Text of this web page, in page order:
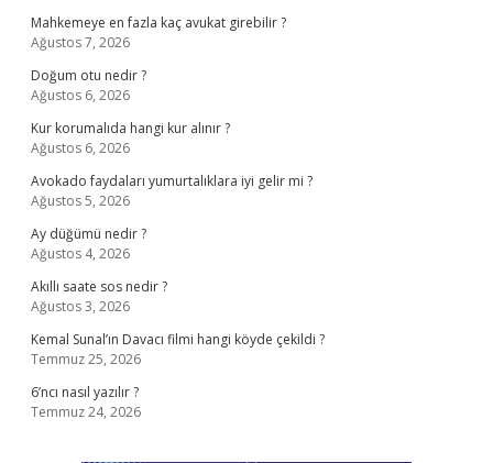
Mahkemeye en fazla kaç avukat girebilir ?
Ağustos 7, 2026
Doğum otu nedir ?
Ağustos 6, 2026
Kur korumalıda hangi kur alınır ?
Ağustos 6, 2026
Avokado faydaları yumurtalıklara iyi gelir mi ?
Ağustos 5, 2026
Ay düğümü nedir ?
Ağustos 4, 2026
Akıllı saate sos nedir ?
Ağustos 3, 2026
Kemal Sunal’ın Davacı filmi hangi köyde çekildi ?
Temmuz 25, 2026
6’ncı nasıl yazılır ?
Temmuz 24, 2026